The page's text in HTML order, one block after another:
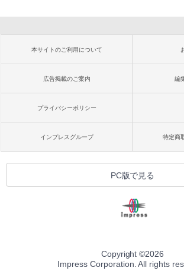
本サイトのご利用について
広告掲載のご案内 編
プライバシーポリシー
インプレスグループ 特定商
PC版で見る
Copyright ©2026
Impress Corporation. All rights